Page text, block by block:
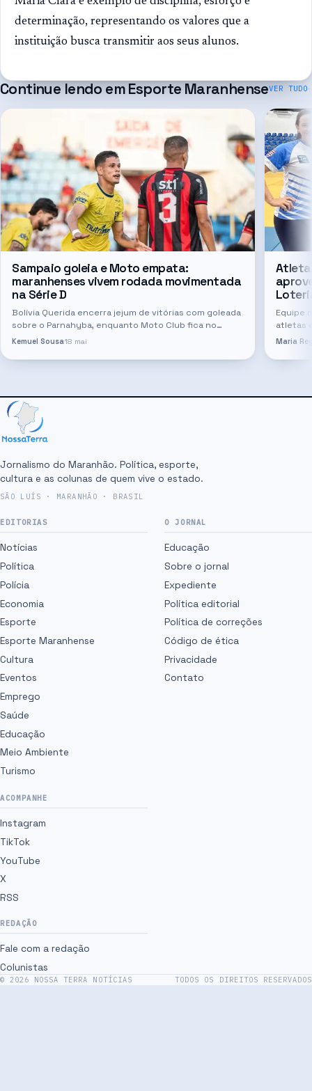
determinação, representando os valores que a
instituição busca transmitir aos seus alunos.
Continue lendo emEsporte MaranhenseVER TUDO
Sampaio goleia e Moto empata:
maranhenses vivem rodada movimentada
na Série D
Bolívia Querida encerra jejum de vitórias com goleada
sobre o Parnahyba, enquanto Moto Club fica no
empate diante do IAPE
Kemuel Sousa18 mai
Equipe
atletas
Maria
Jornalismo do Maranhão. Política, esporte,
cultura e as colunas de quem vive o estado.
SÃO LUÍS · MARANHÃO · BRASIL
EDITORIAS
Notícias
Política
Polícia
Economia
Esporte
Esporte Maranhense
Cultura
Eventos
Emprego
Saúde
Educação
Meio Ambiente
Turismo
O JORNAL
Educação
Sobre o jornal
Expediente
Política editorial
Política de correções
Código de ética
Privacidade
Contato
ACOMPANHE
Instagram
TikTok
YouTube
X
RSS
REDAÇÃO
Fale com a redação
Colunistas
©2026 NOSSA TERRA NOTÍCIAS TODOS OS DIREITOS RESERVADOS